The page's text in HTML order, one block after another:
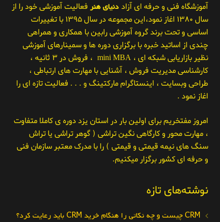
آموزشگاه فنی و حرفه ای آزاد دنیای هنر فعالیت آموزشی خود را از
سال ۱۳۸۰ اغاز نمود،این مجموعه در سال ۱۳۹۵ با تغییرات
اساسی و تحت برند گروه آموزشی رابین با همکاری و همراهی
چندی از اساتید خبره با برگزاری دوره ها و سمینارهای آموزشی
نظیر بازاریابی شبکه ای ، mini MBA ، فروش در ۳ ثانیه ،
کارشناسی مدیریت فروش ، آشنایی با مهارت های ارتباطی ،
طراحی وبسایت ، اینستاگرام مارکتینگ و . . . فعالیت تازه ای را
اغاز نمود .
امروز مفتخریم برای اولین بار در استان یزد دوره ی کاملا متفاوت
، مهارت محور و کارگاهی نگین تراشی ( گوهر تراشی یا تراش
سنگ های نیمه قیمتی و قیمتی ) را با مدرک معتبر سازمان فنی
و حرفه ای کشور برگزار میکنیم.
نوشته‌های تازه
CRM چیست و چه نکاتی را هنگام خرید CRM باید رعایت کرد؟